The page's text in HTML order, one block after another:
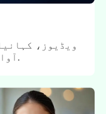
ویڈیوز،
کے لئے قدرتی AI آواز پیدا کریں.